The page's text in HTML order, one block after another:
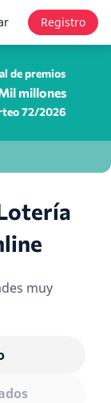
Registro
de premios
millones
72/2026
muy